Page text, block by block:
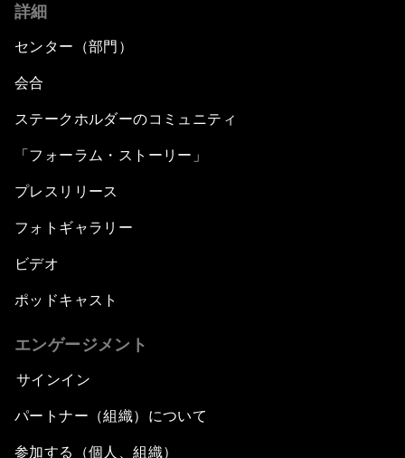
詳細
センター（部門）
会合
ステークホルダーのコミュニティ
「フォーラム・ストーリー」
プレスリリース
フォトギャラリー
ビデオ
ポッドキャスト
エンゲージメント
サインイン
パートナー（組織）について
参加する（個人、組織）